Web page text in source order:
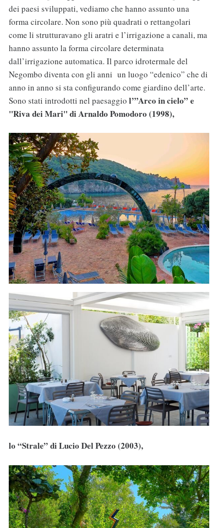
dei paesi sviluppati, vediamo che hanno assunto una
forma circolare. Non sono più quadrati o rettangolari
come li strutturavano gli aratri e l’irrigazione a canali, ma
hanno assunto la forma circolare determinata
dall’irrigazione automatica. Il parco idrotermale del
Negombo diventa con gli anni un luogo “edenico” che di
anno in anno si sta configurando come giardino dell’arte.
Sono stati introdotti nel paesaggio l’”Arco in cielo” e
"Riva dei Mari" di Arnaldo Pomodoro (1998),
lo “Strale” di Lucio Del Pezzo (2003),